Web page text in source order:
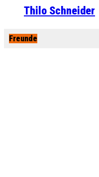
Thilo Schneider
Freunde